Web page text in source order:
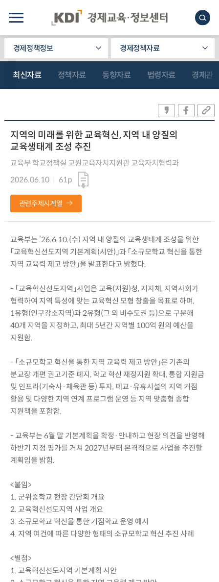
경제정책정보 경제정책자료
최신자료 정책자료 동향자료 법령자료 경제관
지역의 미래를 위한 교육혁신, 지역 내 양질의
교육생태계 조성 추진
교육부 학교정책실 교원교육자치지원관 교육자치협력과
2026.06.10
61p
관련주제시계열
교육부는 ’26.6.10.(수) 지역 내 양질의 교육생태계 조성을 위한
「교육혁신선도지역 기본계획(시안)」과 「소규모학교 혁신을 통한
지역 교육력 제고 방안」을 발표한다고 밝혔다.
- 「교육혁신선도지역」사업은 교육(지원)청, 지자체, 지역사회가
협력하여 지역 특성에 맞는 교육혁신 모형 창출을 목표로 하며,
1유형(인구감소지역)과 2유형(그 외 비수도권 등)으로 구분해
40개 지역을 지정하고, 최대 5년간 지역별 100억 원의 예산을
지원함.
- 「소규모학교 혁신을 통한 지역 교육력 제고 방안」은 기존의
분교장 개편 권고기준 폐지, 학교 혁신 재정지원 확대, 통합 지원금
및 인프라(기숙사·체육관 등) 투자, 폐교·유휴시설의 지역 거점
활용 및 다양한 지역 연계 프로그램 운영 등 지역 맞춤형 종합
지원책을 포함함.
- 교육부는 6월 말 기본계획을 확정·안내하고 현장 의견을 반영해
하반기 지정 평가를 거쳐 2027년부터 본격적으로 사업을 추진할
계획임을 밝힘.
<붙임>
1. 군위중학교 현장 간담회 개요
2. 교육혁신선도지역 사업 개요
3. 소규모학교 혁신을 통한 거점학교 운영 예시
4. 지역 여건에 따른 다양한 형태의 소규모학교 혁신 추진 사례
<별첨>
1. 교육혁신선도지역 기본계획 시안